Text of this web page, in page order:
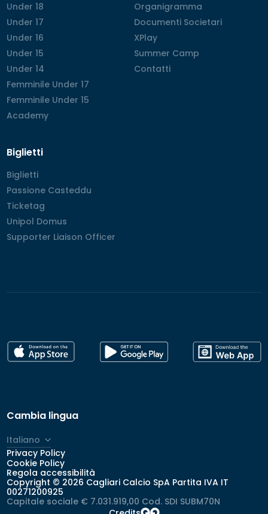
Under 18
Under 18
Under 17
Under 17
Under 16
Under 16
Under 15
Under 15
Under 14
Under 14
Femminile Under 17
Femminile Under 17
Femminile Under 15
Femminile Under 15
Academy
Academy
Organigramma
Organigramma
Documenti Societari
Documenti Societari
XPlay
XPlay
Summer Camp
Summer Camp
Contatti
Contatti
Biglietti
Biglietti
Biglietti
Passione Casteddu
Passione Casteddu
Ticketag
Ticketag
Unipol Domus
Unipol Domus
Supporter Liaison Officer
Supporter Liaison Officer
Cambia lingua
Italiano
English
Privacy Policy
Cookie Policy
Regola accessibilità
Copyright © 2026 Cagliari Calcio SpA Partita IVA IT
00271200925
Capitale sociale € 7.031.919,00 Cod. SDI SUBM70N